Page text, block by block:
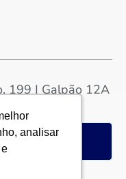
analisar
analisar
199 | Galpão 12A
SP